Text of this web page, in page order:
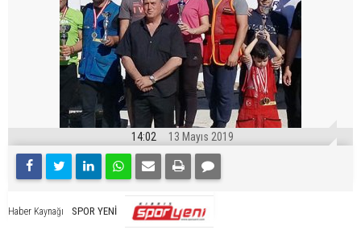
14:02 13 Mayıs 2019
Haber Kaynağı SPOR YENİ